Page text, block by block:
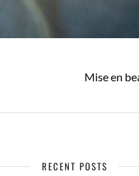
Mise en
RECENT POSTS